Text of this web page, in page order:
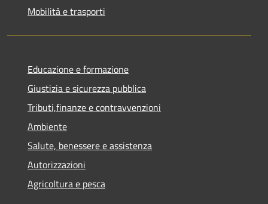
Mobilità e trasporti
Educazione e formazione
Giustizia e sicurezza pubblica
Tributi,finanze e contravvenzioni
Ambiente
Salute, benessere e assistenza
Autorizzazioni
Agricoltura e pesca